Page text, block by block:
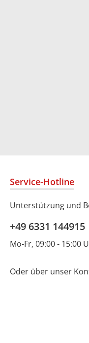
Service-Hotline
Unterstützung und
+49 6331 144915
Mo-Fr, 09:00 - 15:00
Oder über unser